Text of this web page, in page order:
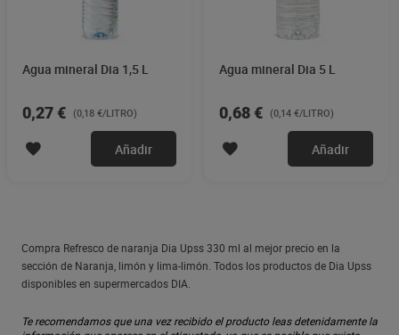
Agua mineral Dia 1,5 L
0,27 € (0,18 €/LITRO)
Añadir
Agua mineral Dia 5 L
0,68 € (0,14 €/LITRO)
Añadir
Compra Refresco de naranja Dia Upss 330 ml al mejor precio en la
sección de Naranja, limón y lima-limón. Todos los productos de Dia Upss
disponibles en supermercados DIA.
Te recomendamos que una vez recibido el producto leas detenidamente la